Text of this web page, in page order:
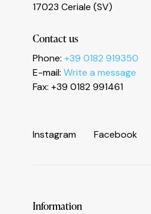
17023 Ceriale (SV)
Contact us
Phone: +39 0182 919350
E-mail: Write a message
Fax: +39 0182 991461
Instagram Facebook
Information